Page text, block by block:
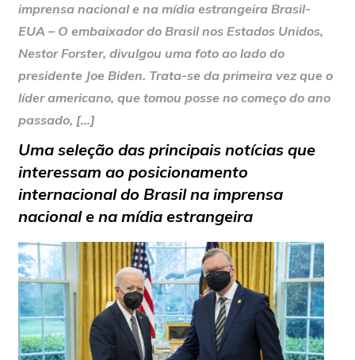
imprensa nacional e na mídia estrangeira Brasil-
EUA – O embaixador do Brasil nos Estados Unidos,
Nestor Forster, divulgou uma foto ao lado do
presidente Joe Biden. Trata-se da primeira vez que o
líder americano, que tomou posse no começo do ano
passado, […]
Uma seleção das principais notícias que
interessam ao posicionamento
internacional do Brasil na imprensa
nacional e na mídia estrangeira